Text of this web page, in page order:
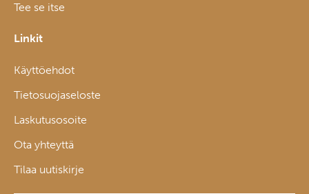
Tee se itse
Linkit
Käyttöehdot
Tietosuojaseloste
Laskutusosoite
Ota yhteyttä
Tilaa uutiskirje